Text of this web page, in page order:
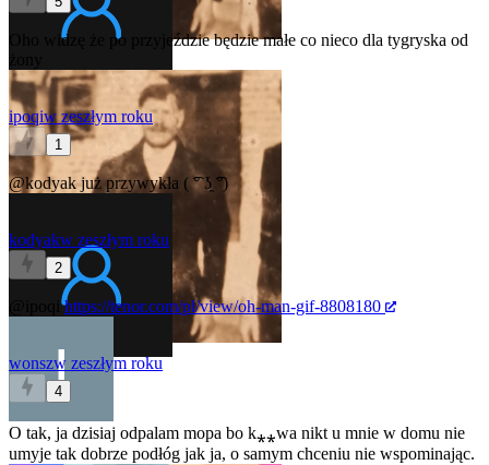
Oho widzę że po przyjeździe będzie małe co nieco dla tygryska od
ipoqiw zeszłym roku
1
@kodyakjuż przywykła ( ͡° ʖ̯ ͡°)
kodyakw zeszłym roku
2
https://tenor.com/pl/view/oh-man-gif-8808180
wonszw zeszłym roku
4
O tak, ja dzisiaj odpalam mopa bo k⁎⁎wa nikt u mnie w domu nie
umyje tak dobrze podłóg jak ja, o samym chceniu nie wspominając.